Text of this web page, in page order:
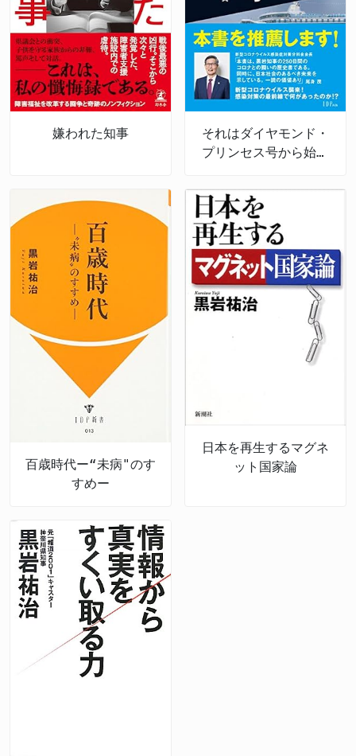
嫌われた知事
それはダイヤモンド・
プリンセス号から始ま
250日間の真実
百歳時代ー“未病"のす
すめー
日本を再生するマグネ
ット国家論